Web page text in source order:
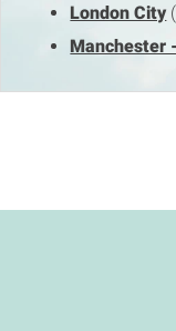
London City
Manchester